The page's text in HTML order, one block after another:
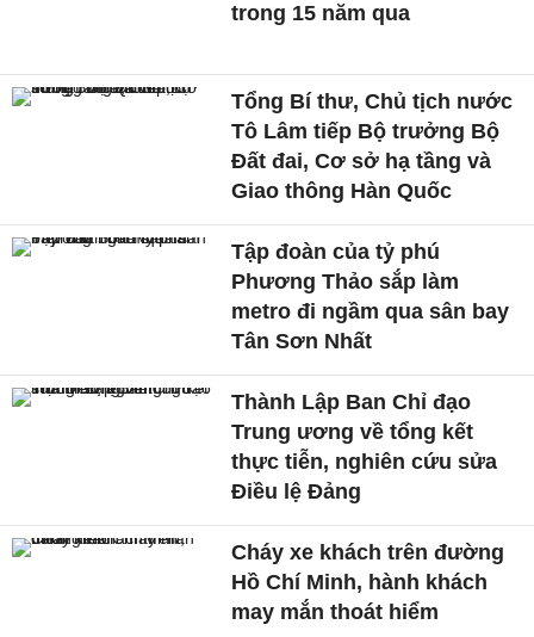
trong 15 năm qua
Tổng Bí thư, Chủ tịch nước
Tô Lâm tiếp Bộ trưởng Bộ
Đất đai, Cơ sở hạ tầng và
Giao thông Hàn Quốc
Tập đoàn của tỷ phú
Phương Thảo sắp làm
metro đi ngầm qua sân bay
Tân Sơn Nhất
Thành Lập Ban Chỉ đạo
Trung ương về tổng kết
thực tiễn, nghiên cứu sửa
Điều lệ Đảng
Cháy xe khách trên đường
Hồ Chí Minh, hành khách
may mắn thoát hiểm